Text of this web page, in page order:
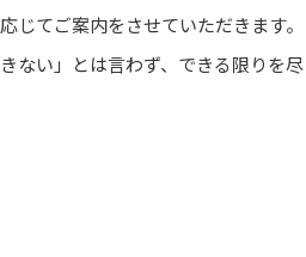
応じてご案内をさせていただきます
きない」とは言わず、できる限りを